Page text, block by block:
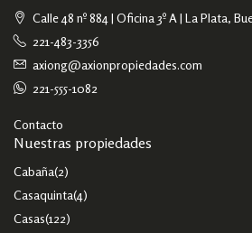
Calle 48 nº 884 | Oficina 3º A | La Plata,
221-483-3356
axiong@axionpropiedades.com
221-555-1082
Contacto
Nuestras propiedades
Cabaña(2)
Casaquinta(4)
Casas(122)